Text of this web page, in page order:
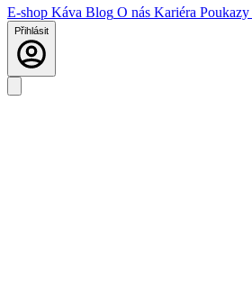
E-shop Káva Blog O nás Kariéra Poukazy
Přihlásit